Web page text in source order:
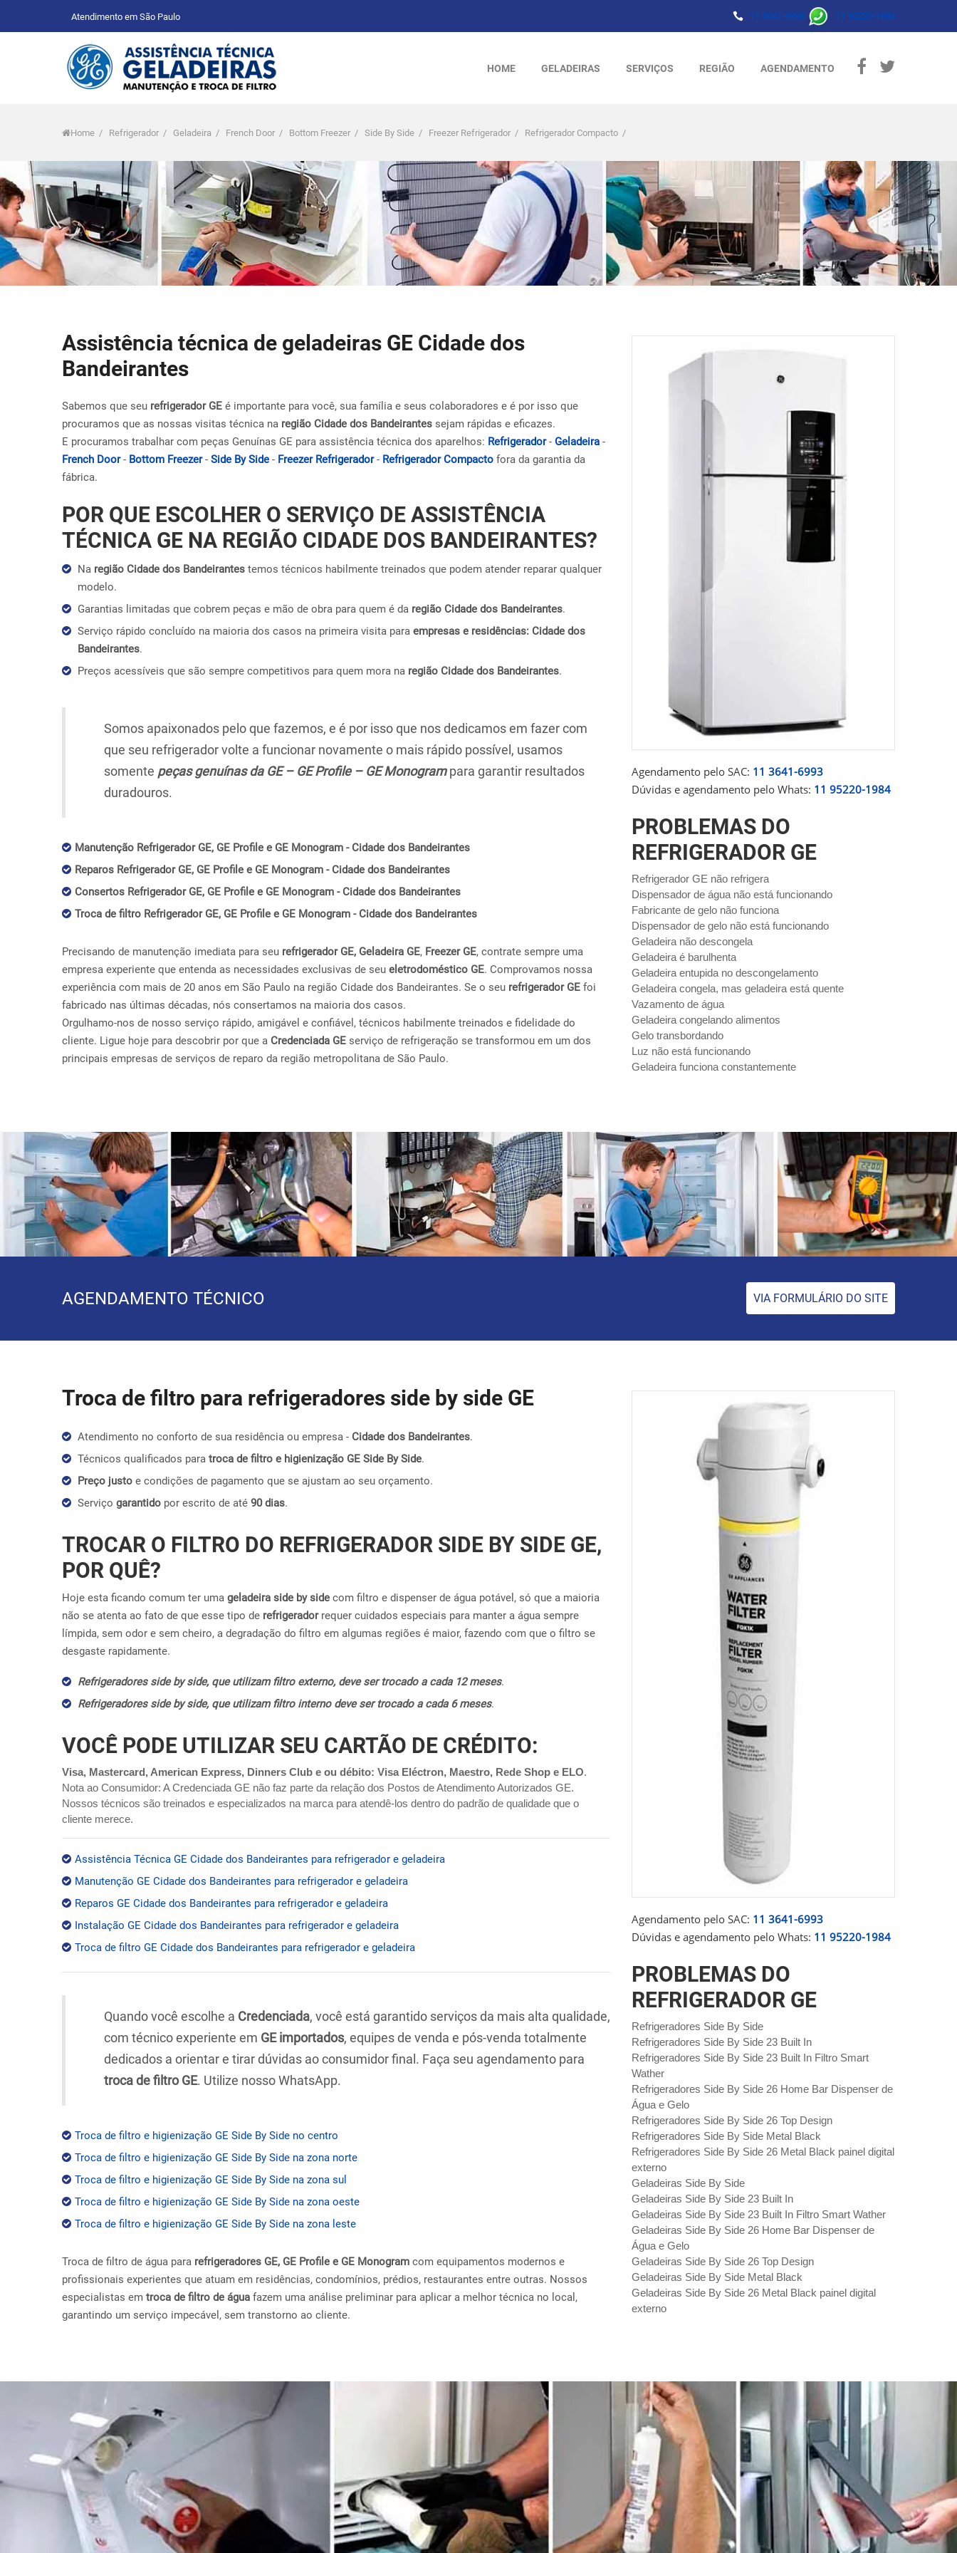
Atendimento em São Paulo 11 3641-6993 11 95220-1984
HOME GELADEIRAS SERVIÇOS REGIÃO AGENDAMENTO
Home / Refrigerador / Geladeira / French Door / Bottom Freezer / Side By Side / Freezer Refrigerador / Refrigerador Compacto /
Assistência técnica de geladeiras GE Cidade dos
Bandeirantes
Sabemos que seu refrigerador GE é importante para você, sua família e seus colaboradores e é por isso que
procuramos que as nossas visitas técnica na região Cidade dos Bandeirantes sejam rápidas e eficazes.
E procuramos trabalhar com peças Genuínas GE para assistência técnica dos aparelhos: Refrigerador- Geladeira -
French Door- Bottom Freezer- Side By Side - Freezer Refrigerador- Refrigerador Compacto fora da garantia da
fábrica.
POR QUE ESCOLHER O SERVIÇO DE ASSISTÊNCIA
TÉCNICA GE NA REGIÃO CIDADE DOS BANDEIRANTES?
Na região Cidade dos Bandeirantes temos técnicos habilmente treinados que podem atender reparar qualquer
modelo.
Garantias limitadas que cobrem peças e mão de obra para quem é da região Cidade dos Bandeirantes.
Serviço rápido concluído na maioria dos casos na primeira visita para empresas e residências: Cidade dos
Bandeirantes.
Preços acessíveis que são sempre competitivos para quem mora na região Cidade dos Bandeirantes.
Somos apaixonados pelo que fazemos, e é por isso que nos dedicamos em fazer com
que seu refrigerador volte a funcionar novamente o mais rápido possível, usamos
somente peças genuínas da GE – GE Profile – GE Monogrampara garantir resultados
duradouros.
Manutenção Refrigerador GE, GE Profile e GE Monogram - Cidade dos Bandeirantes
Reparos Refrigerador GE, GE Profile e GE Monogram - Cidade dos Bandeirantes
Consertos Refrigerador GE, GE Profile e GE Monogram - Cidade dos Bandeirantes
Troca de filtro Refrigerador GE, GE Profile e GE Monogram - Cidade dos Bandeirantes
Precisando de manutenção imediata para seu refrigerador GE, Geladeira GE, Freezer GE, contrate sempre uma
empresa experiente que entenda as necessidades exclusivas de seu eletrodoméstico GE. Comprovamos nossa
experiência com mais de 20 anos em São Paulo na região Cidade dos Bandeirantes. Se o seu refrigerador GE foi
fabricado nas últimas décadas, nós consertamos na maioria dos casos.
Orgulhamo-nos de nosso serviço rápido, amigável e confiável, técnicos habilmente treinados e fidelidade do
cliente. Ligue hoje para descobrir por que a Credenciada GE serviço de refrigeração se transformou em um dos
principais empresas de serviços de reparo da região metropolitana de São Paulo.
Agendamento pelo SAC: 11 3641-6993
Dúvidas e agendamento pelo Whats: 11 95220-1984
PROBLEMAS DO
REFRIGERADOR GE
Refrigerador GE não refrigera
Dispensador de água não está funcionando
Fabricante de gelo não funciona
Dispensador de gelo não está funcionando
Geladeira não descongela
Geladeira é barulhenta
Geladeira entupida no descongelamento
Geladeira congela, mas geladeira está quente
Vazamento de água
Geladeira congelando alimentos
Gelo transbordando
Luz não está funcionando
Geladeira funciona constantemente
AGENDAMENTO TÉCNICO VIA FORMULÁRIO DO SITE
Troca de filtro para refrigeradores side by side GE
Atendimento no conforto de sua residência ou empresa - Cidade dos Bandeirantes.
Técnicos qualificados para troca de filtro e higienização GE Side By Side.
Preço justo e condições de pagamento que se ajustam ao seu orçamento.
Serviço garantido por escrito de até 90 dias.
TROCAR O FILTRO DO REFRIGERADOR SIDE BY SIDE GE,
POR QUÊ?
Hoje esta ficando comum ter uma geladeira side by side com filtro e dispenser de água potável, só que a maioria
não se atenta ao fato de que esse tipo de refrigeradorrequer cuidados especiais para manter a água sempre
límpida, sem odor e sem cheiro, a degradação do filtro em algumas regiões é maior, fazendo com que o filtro se
desgaste rapidamente.
Refrigeradores side by side, que utilizam filtro externo, deve ser trocado a cada 12 meses.
Refrigeradores side by side, que utilizam filtro interno deve ser trocado a cada 6 meses.
VOCÊ PODE UTILIZAR SEU CARTÃO DE CRÉDITO:
Visa, Mastercard, American Express, Dinners Club e ou débito: Visa Eléctron, Maestro, Rede Shop e ELO.
Nota ao Consumidor: A Credenciada GE não faz parte da relação dos Postos de Atendimento Autorizados GE.
Nossos técnicos são treinados e especializados na marca para atendê-los dentro do padrão de qualidade que o
cliente merece.
Assistência Técnica GE Cidade dos Bandeirantes para refrigerador e geladeira
Manutenção GE Cidade dos Bandeirantes para refrigerador e geladeira
Reparos GE Cidade dos Bandeirantes para refrigerador e geladeira
Instalação GE Cidade dos Bandeirantes para refrigerador e geladeira
Troca de filtro GE Cidade dos Bandeirantes para refrigerador e geladeira
Quando você escolhe a Credenciada, você está garantido serviços da mais alta qualidade,
com técnico experiente em GE importados, equipes de venda e pós-venda totalmente
dedicados a orientar e tirar dúvidas ao consumidor final. Faça seu agendamento para
troca de filtro GE. Utilize nosso WhatsApp.
Troca de filtro e higienização GE Side By Side no centro
Troca de filtro e higienização GE Side By Side na zona norte
Troca de filtro e higienização GE Side By Side na zona sul
Troca de filtro e higienização GE Side By Side na zona oeste
Troca de filtro e higienização GE Side By Side na zona leste
Troca de filtro de água para refrigeradores GE, GE Profile e GE Monogram com equipamentos modernos e
profissionais experientes que atuam em residências, condomínios, prédios, restaurantes entre outras. Nossos
especialistas em troca de filtro de água fazem uma análise preliminar para aplicar a melhor técnica no local,
garantindo um serviço impecável, sem transtorno ao cliente.
Agendamento pelo SAC: 11 3641-6993
Dúvidas e agendamento pelo Whats: 11 95220-1984
PROBLEMAS DO
REFRIGERADOR GE
Refrigeradores Side By Side
Refrigeradores Side By Side 23 Built In
Refrigeradores Side By Side 23 Built In Filtro Smart
Wather
Refrigeradores Side By Side 26 Home Bar Dispenser de
Água e Gelo
Refrigeradores Side By Side 26 Top Design
Refrigeradores Side By Side Metal Black
Refrigeradores Side By Side 26 Metal Black painel digital
externo
Geladeiras Side By Side
Geladeiras Side By Side 23 Built In
Geladeiras Side By Side 23 Built In Filtro Smart Wather
Geladeiras Side By Side 26 Home Bar Dispenser de
Água e Gelo
Geladeiras Side By Side 26 Top Design
Geladeiras Side By Side Metal Black
Geladeiras Side By Side 26 Metal Black painel digital
externo